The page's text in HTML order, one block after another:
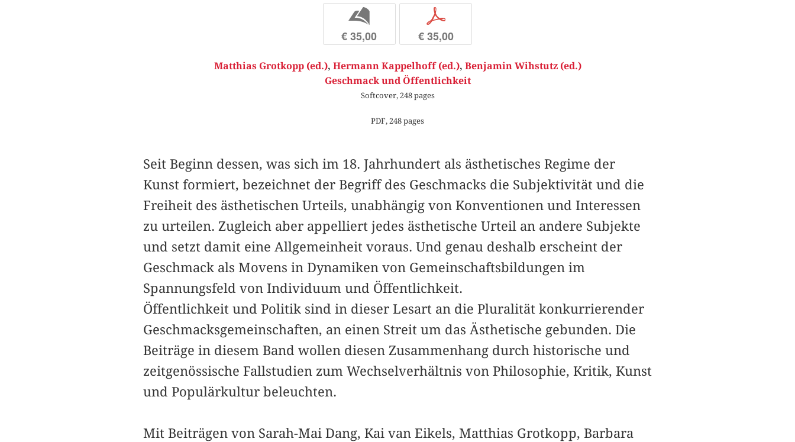
b
€ 35,00
p
€ 35,00
Matthias Grotkopp (ed.), Hermann Kappelhoff (ed.), Benjamin Wihstutz (ed.)
Geschmack und Öffentlichkeit
Softcover, 248 pages
PDF, 248 pages
Seit Beginn dessen, was sich im 18. Jahrhundert als ästhetisches Regime der
Kunst formiert, bezeichnet der Begriff des Geschmacks die Subjektivität und die
Freiheit des ästhetischen Urteils, unabhängig von Konventionen und Interessen
zu urteilen. Zugleich aber appelliert jedes ästhetische Urteil an andere Subjekte
und setzt damit eine Allgemeinheit voraus. Und genau deshalb erscheint der
Geschmack als Movens in Dynamiken von Gemeinschaftsbildungen im
Spannungsfeld von Individuum und Öffentlichkeit.
Öffentlichkeit und Politik sind in dieser Lesart an die Pluralität konkurrierender
Geschmacksgemeinschaften, an einen Streit um das Ästhetische gebunden. Die
Beiträge in diesem Band wollen diesen Zusammenhang durch historische und
zeitgenössische Fallstudien zum Wechselverhältnis von Philosophie, Kritik, Kunst
und Populärkultur beleuchten.
Mit Beiträgen von Sarah-Mai Dang, Kai van Eikels, Matthias Grotkopp, Barbara